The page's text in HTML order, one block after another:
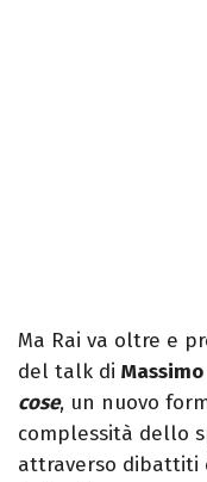
Ma Rai va oltre e
del talk di
cose, un nuovo
complessità dello
attraverso dibattiti